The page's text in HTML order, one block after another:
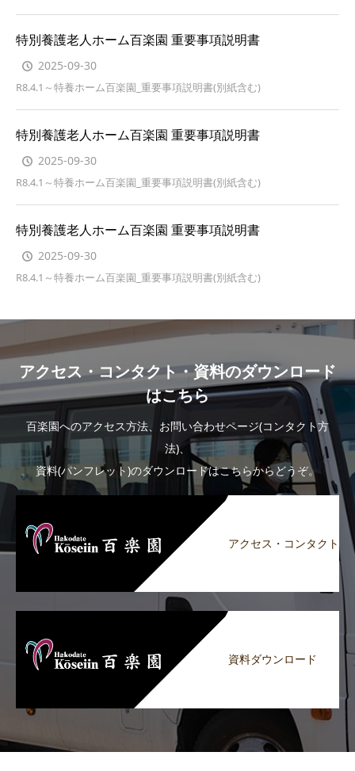
特別養護老人ホーム百楽園 重要事項説明書
2025-09-30
R8.4.1～特養ホーム百楽園_重要事項説明書(別紙含む)
特別養護老人ホーム百楽園 重要事項説明書
2025-09-30
R8.4.1～特養ホーム百楽園_重要事項説明書(別紙含む)
特別養護老人ホーム百楽園 重要事項説明書
2025-09-30
R8.4.1～特養ホーム百楽園_重要事項説明書(別紙含む)
アクセス・コンタクト・資料のダウンロード
はこちら
百楽園へのアクセス方法、お問い合わせページ(コンタクト方
法)、
資料(パンフレット)のダウンロードはこちらからどうぞ。
アクセス・コンタクト
資料ダウンロード